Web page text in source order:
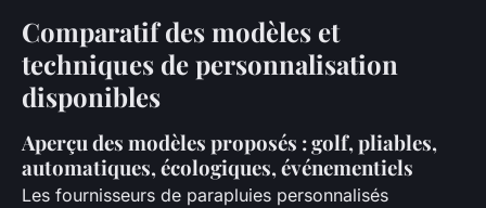
Comparatif des modèles et
techniques de personnalisation
disponibles
Aperçu des modèles proposés : golf, pliables,
automatiques, écologiques, événementiels
Les fournisseurs de parapluies personnalisés